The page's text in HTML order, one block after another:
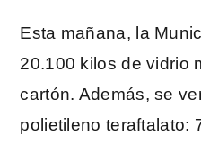
Esta mañana, la
20.100 kilos de vidrio
cartón. Además, se
polietileno teraftalato: